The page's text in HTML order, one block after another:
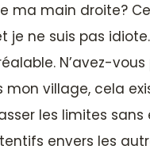
ma main droite?
je ne suis pas
N’avez-
mon village, cela
les limites
envers les